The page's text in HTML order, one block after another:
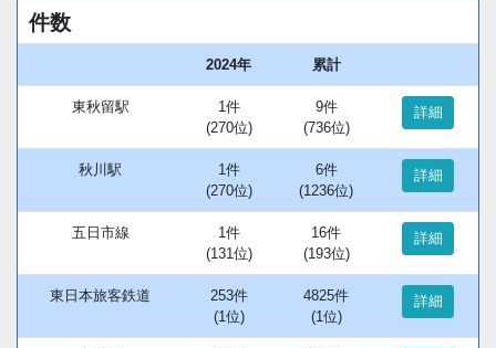
件数
2024年 累計
東秋留駅
1件
(270位)
9件
(736位)
詳細
秋川駅
1件
(270位)
6件
(1236位)
詳細
五日市線
1件
(131位)
16件
(193位)
詳細
東日本旅客鉄道
253件
(1位)
4825件
(1位)
詳細